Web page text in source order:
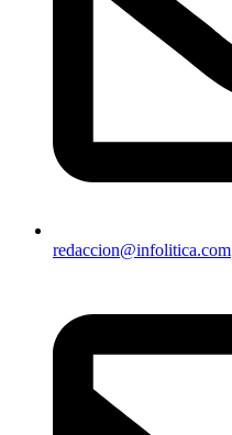
redaccion@infolitica.com